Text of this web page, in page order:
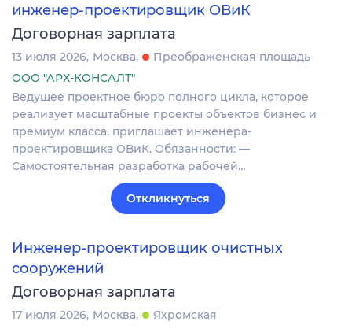
инженер-проектировщик ОВиК
Договорная зарплата
13 июля 2026 Москва
Преображенская площадь
ООО "АРХ-КОНСАЛТ"
Ведущее проектное бюро полного цикла, которое
реализует масштабные проекты объектов бизнес и
премиум класса, приглашает инженера-
проектировщика ОВиК. Обязанности: —
Самостоятельная разработка рабочей…
Откликнуться
Инженер-проектировщик очистных
сооружений
Договорная зарплата
17 июля 2026 Москва
Яхромская